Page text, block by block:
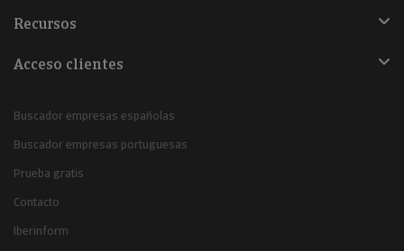
Recursos
Acceso clientes
Buscador empresas españolas
Buscador empresas portuguesas
Prueba gratis
Contacto
Iberinform